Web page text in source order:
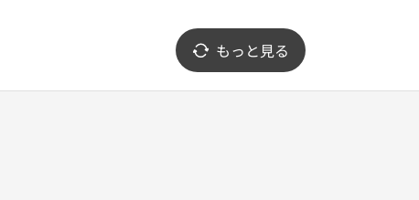
もっと見る